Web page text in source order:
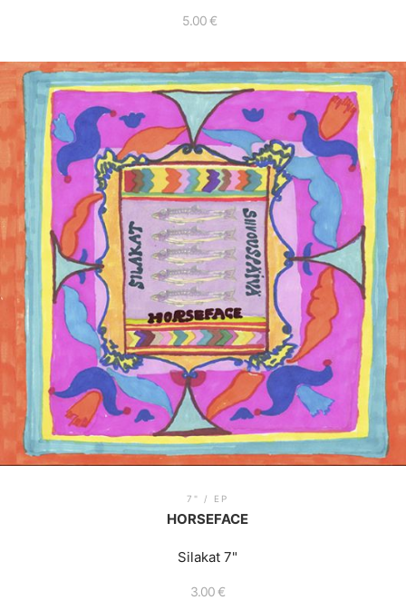
5.00 €
7" / EP
HORSEFACE
Silakat 7"
3.00 €